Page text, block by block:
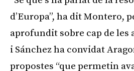
d’Europa”, ha dit Montero,
aprofundit sobre cap de les
i Sánchez ha convidat
propostes “que permetin